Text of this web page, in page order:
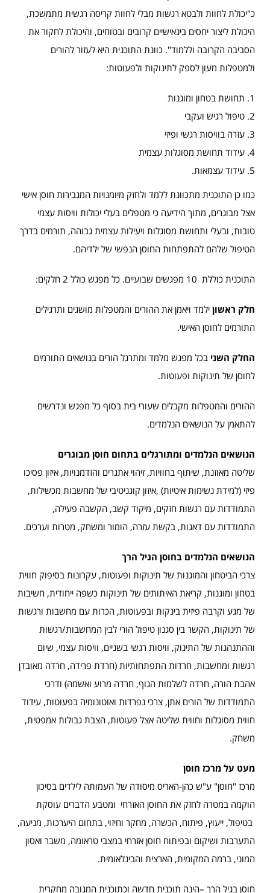
כ"יכולת לחוות ולבטא רגשות מבלי לחוות קריסה רגשית מתמשכת,
היכולת ליצור יחסים בינאישיים קרובים ובטוחים, והיכולת לחקור את
הסביבה הקרובה וללמוד". כוונת התוכנית היא לעזור להורים
ולמטפלות מעון לספק לתינוקות ולפעוטות:
תחושת בטחון ומוגנות
טיפול רגיש ועקבי
עזרה בוויסות רגשי ופיזי
עידוד תחושת מסוגלות עצמית
עידוד עצמאות.
כמו כן התוכנית מתכוונת ללמד ולחזק מיומנויות המגבירות חוסן אישי
אצל מבוגרים, מתוך הידיעה כי מטפלים בעלי יכולות וויסות עצמי
טובות, ובעלי ותחושת מסוגלות ויעילות עצמית גבוהה, תורמים בדרך
הטיפול שלהם להתפתחות החוסן הנפשי של ילדיהם.
התוכנית כוללת 10 מפגשים שבועיים. כל מפגש כולל 2 חלקים:
חלק ראשון ילמד ויאמן את ההורים והמטפלות מושגים ותרגילים
התורמים לחוסן האישי.
החלק השני בכל מפגש מלמד ומתרגל הורים בנושאים התורמים
לחוסן של תינוקות ופעוטות.
ההורים והמטפלות מקבלים שעורי בית בסוף כל מפגש ונדרשים
להתאמן על הנושאים הנלמדים.
הנושאים הנלמדים ומתורגלים בתחום חוסן מבוגרים
שליטה מאוזנת, שיתוף בחוויות, זיהוי אתגרים והזדמנויות, איזון פסיכו
פיזי (למידת נשימות איטיות) ,איזון קוגניטיבי של מחשבות מכשילות,
התמודדות עם רגשות חזקים, מיקוד קשב, הקשבה פעילה,
התמודדות עם דאגות, בקשת עזרה, הומור ומשחק, מטרות וערכים.
הנושאים הנלמדים בחוסן הגיל הרך
צרכי הביטחון והמוגנות של תינוקות ופעוטות, עקרונות בסיפוק חווית
בטחון ומוגנות, קריאת האיתותים של תינוקות כשפה ייחודית, חשיבות
של מגע וקרבה פיזית בינקות ובפעוטות, הכרות עם מחשבות ורגשות
של תינוקות, הקשר בין סגנון טיפול הורי לבין המחשבות/רגשות
וההתנהגות של התינוק, וויסות רגשי בשניים, וויסות עצמי, שיום
רגשות ומחשבות, חרדות התפתחותיות (חרדת פרידה, חרדה מאובדן
אהבת הורה, חרדה לשלמות הגוף, חרדה מרוע ואשמה) ודרכי
התמודדות של הורים אתן, צרכי נפרדות ואוטונומיה בפעוטות, עידוד
חווית מסוגלות וחווית שליטה אצל פעוטות, הצבת גבולות אמפטית,
משחק.
מעט על מרכז חוסן
מרכז "חוסן" ע"ש כהן-האריס מיסודה של העמותה לילדים בסיכון
הוקמה במטרה לחזק את החוסן האזרחי ומטבע הדברים עוסקת
בטיפול, ייעוץ, פיתוח, הכשרה, מחקר וחיזוי, בתחום היערכות, מניעה,
התערבות ושיקום ובפיתוח חוסן אזרחי במצבי טראומה, משבר ואסון
המוני, ברמה המקומית, הארצית והבינלאומית.
חוסן בגיל הרך –הינה תוכנית חדשה וכתוכנית המגובה מחקרית